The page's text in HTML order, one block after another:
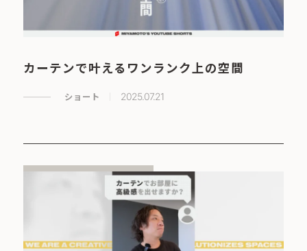
カーテンで叶えるワンランク上の空間
ショート 2025.07.21